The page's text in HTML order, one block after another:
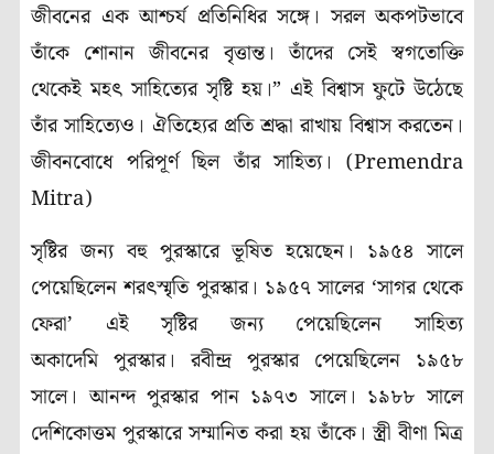
জীবনের এক আশ্চর্য প্রতিনিধির সঙ্গে। সরল অকপটভাবে
তাঁকে শোনান জীবনের বৃত্তান্ত। তাঁদের সেই স্বগতোক্তি
থেকেই মহৎ সাহিত্যের সৃষ্টি হয়।” এই বিশ্বাস ফুটে উঠেছে
তাঁর সাহিত্যেও। ঐতিহ্যের প্রতি শ্রদ্ধা রাখায় বিশ্বাস করতেন।
জীবনবোধে পরিপূর্ণ ছিল তাঁর সাহিত্য। (Premendra
Mitra)
সৃষ্টির জন্য বহু পুরস্কারে ভূষিত হয়েছেন। ১৯৫৪ সালে
পেয়েছিলেন শরৎস্মৃতি পুরস্কার। ১৯৫৭ সালের ‘সাগর থেকে
ফেরা’ এই সৃষ্টির জন্য পেয়েছিলেন সাহিত্য
অকাদেমি পুরস্কার। রবীন্দ্র পুরস্কার পেয়েছিলেন ১৯৫৮
সালে। আনন্দ পুরস্কার পান ১৯৭৩ সালে। ১৯৮৮ সালে
দেশিকোত্তম পুরস্কারে সম্মানিত করা হয় তাঁকে। স্ত্রী বীণা মিত্র